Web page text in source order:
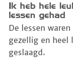
Werkwijze
Acties
Ik heb hele
lessen gehad
De lessen
gezellig en heel
geslaagd.